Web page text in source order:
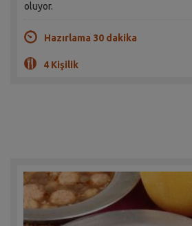
oluyor.
Hazırlama 30 dakika
4 Kişilik